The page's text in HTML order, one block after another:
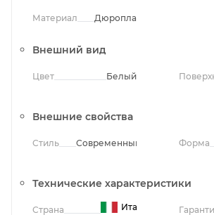
Материал Дюропласт
Внешний вид
Цвет Белый
Внешние свойства
Стиль Современный Форма
Технические характеристики
Страна Италия